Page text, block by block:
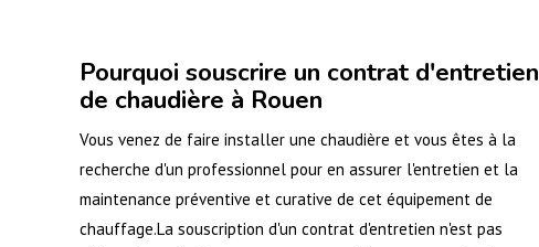
Pourquoi souscrire un contrat d'entretien
de chaudière à Rouen
Vous venez de faire installer une chaudière et vous êtes à la
recherche d'un professionnel pour en assurer l'entretien et la
maintenance préventive et curative de cet équipement de
chauffage.La souscription d'un contrat d'entretien n'est pas